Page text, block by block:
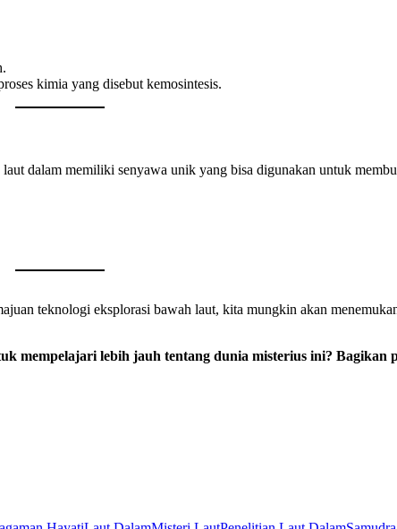
kimia yang disebut kemosintesis.
dalam memiliki senyawa unik yang bisa digunakan untuk
teknologi eksplorasi bawah laut, kita mungkin akan
mempelajari lebih jauh tentang dunia misterius ini? Bagikan